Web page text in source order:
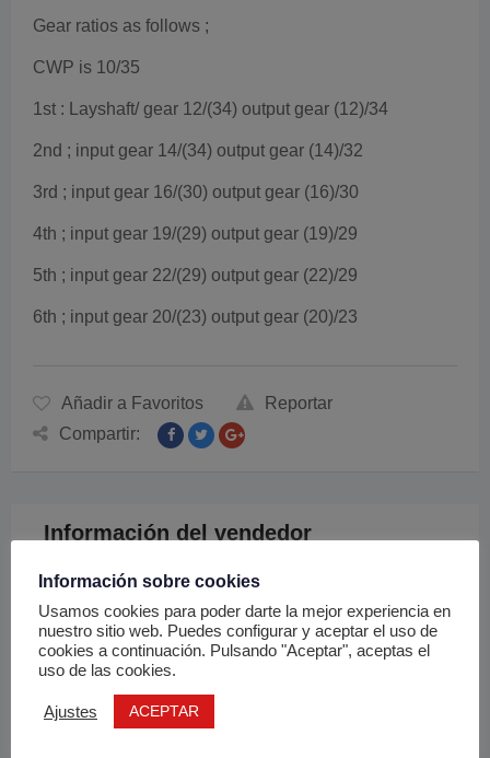
Gear ratios as follows ;
CWP is 10/35
1st : Layshaft/ gear 12/(34) output gear (12)/34
2nd ; input gear 14/(34) output gear (14)/32
3rd ; input gear 16/(30) output gear (16)/30
4th ; input gear 19/(29) output gear (19)/29
5th ; input gear 22/(29) output gear (22)/29
6th ; input gear 20/(23) output gear (20)/23
Añadir a Favoritos
Reportar
Compartir:
Información del vendedor
vlzfyiml75
Chat
Información sobre cookies
Usamos cookies para poder darte la mejor experiencia en
nuestro sitio web. Puedes configurar y aceptar el uso de
cookies a continuación. Pulsando "Aceptar", aceptas el
uso de las cookies.
Ajustes ACEPTAR